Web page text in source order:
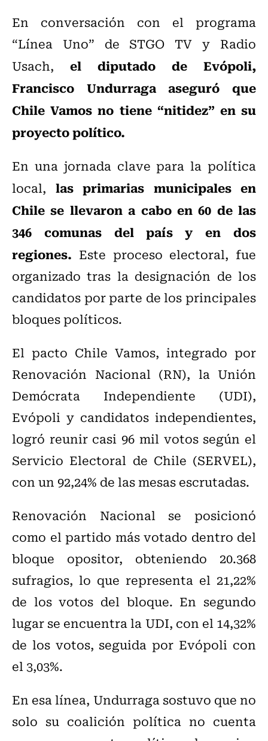
En conversación con el programa
“Línea Uno” de STGO TV y Radio
Usach, el diputado de Evópoli,
Francisco Undurraga aseguró que
Chile Vamos no tiene “nitidez” en su
proyecto político.
En una jornada clave para la política
local, las primarias municipales en
Chile se llevaron a cabo en 60 de las
346 comunas del país y en dos
regiones. Este proceso electoral, fue
organizado tras la designación de los
candidatos por parte de los principales
bloques políticos.
El pacto Chile Vamos, integrado por
Renovación Nacional (RN), la Unión
Demócrata Independiente (UDI),
Evópoli y candidatos independientes,
logró reunir casi 96 mil votos según el
Servicio Electoral de Chile (SERVEL),
con un 92,24% de las mesas escrutadas.
Renovación Nacional se posicionó
como el partido más votado dentro del
bloque opositor, obteniendo 20.368
sufragios, lo que representa el 21,22%
de los votos del bloque. En segundo
lugar se encuentra la UDI, con el 14,32%
de los votos, seguida por Evópoli con
el 3,03%.
En esa línea, Undurraga sostuvo que no
solo su coalición política no cuenta